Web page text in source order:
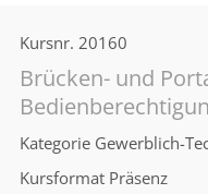
Kursnr. 20160
Brücken- und
Kategorie Gewerblich-
Kursformat Präsenz